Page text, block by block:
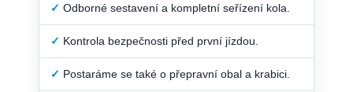
✓ Odborné sestavení a kompletní seřízení kola.
✓ Kontrola bezpečnosti před první jízdou.
✓ Postaráme se také o přepravní obal a krabici.